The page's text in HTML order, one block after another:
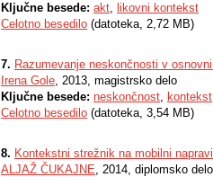
Ključne besede: akt, likovni kontekst
Celotno besedilo (datoteka, 2,72 MB)
7. Razumevanje neskončnosti v
Irena Gole, 2013, magistrsko delo
Ključne besede: neskončnost, kontekst
Celotno besedilo (datoteka, 3,54 MB)
8. Kontekstni strežnik na mobilni napravi
ALJAŽ ČUKAJNE, 2014, diplomsko delo